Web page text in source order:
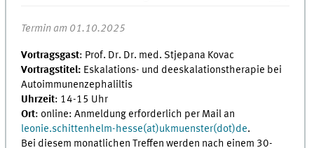
Termin am 01.10.2025
Vortragsgast: Prof. Dr. Dr. med. Stjepana Kovac
Vortragstitel: Eskalations- und deeskalationstherapie bei
Autoimmunenzephaliltis
Uhrzeit: 14-15 Uhr
Ort: online: Anmeldung erforderlich per Mail an
leonie.schittenhelm-hesse(at)ukmuenster(dot)de.
Bei diesem monatlichen Treffen werden nach einem 30-